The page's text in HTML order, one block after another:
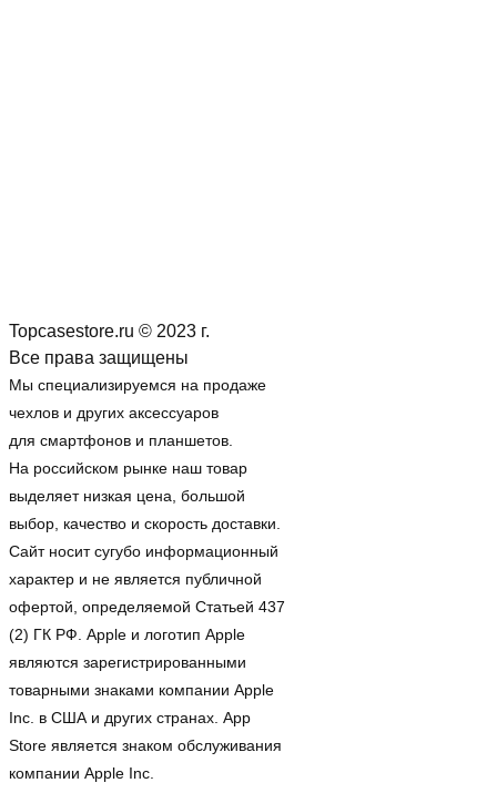
Topcasestore.ru © 2023 г.
Все права защищены
Мы специализируемся на продаже
чехлов и других аксессуаров
для смартфонов и планшетов.
На российском рынке наш товар
выделяет низкая цена, большой
выбор, качество и скорость доставки.
Сайт носит сугубо информационный
характер и не является публичной
офертой, определяемой Статьей 437
(2) ГК РФ. Apple и логотип Apple
являются зарегистрированными
товарными знаками компании Apple
Inc. в США и других странах. App
Store является знаком обслуживания
компании Apple Inc.